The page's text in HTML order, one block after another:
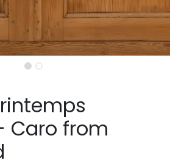
Caro from